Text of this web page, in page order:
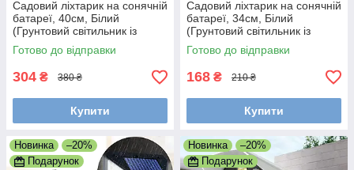
Садовий ліхтарик на сонячній
батареї, 40см, Білий
(Грунтовий світильник із
сонячною панеллю)
Готово до відправки
304 ₴ 380 ₴
Купити
Садовий ліхтарик на сонячній
батареї, 34см, Білий
(Грунтовий світильник із
сонячною панеллю)
Готово до відправки
168 ₴ 210 ₴
Купити
Новинка
–20%
Подарунок
Новинка
–20%
Подарунок